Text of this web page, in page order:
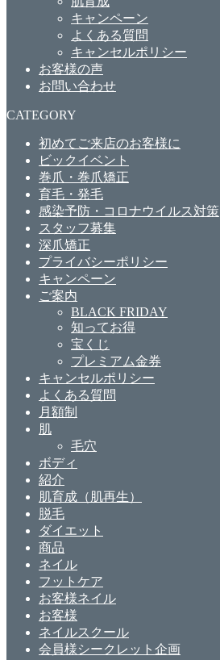
キャンペーン
よくある質問
キャンセルポリシー
お客様の声
お問い合わせ
CATEGORY
初めてご来店のお客様に
ビックイベント
巻爪・巻爪矯正
育毛・発毛
感染予防・コロナウイルス対策
スタッフ募集
深爪矯正
プライバシーポリシー
キャンペーン
ご案内
BLACK FRIDAY
知ってお得
宝くじ
プレミアム金券
キャンセルポリシー
よくある質問
月額制
肌
毛穴
ボディ
紹介
肌育成（肌再生）
脱毛
ダイエット
商品
ネイル
フットケア
お客様ネイル
お客様
ネイルスクール
会員様シークレット企画